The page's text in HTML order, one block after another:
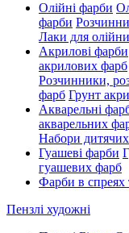
Олійні фарби
фарби
Лаки для
Акрилові фарби
акрилових фарб
Розчинники,
фарб Грунт
Акварельні
акварельних
Набори
Гуашеві фарби
гуашевих фарб
Фарби в спреях
Пензлі художні